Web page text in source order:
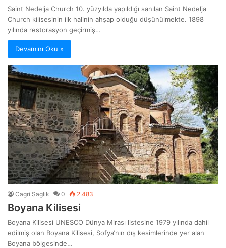
Saint Nedelja Church 10. yüzyılda yapıldığı sanılan Saint Nedelja
Church kilisesinin ilk halinin ahşap olduğu düşünülmekte. 1898
yılında restorasyon geçirmiş…
Devamını Oku »
Cagri Saglik 0 2.483
Boyana Kilisesi
Boyana Kilisesi UNESCO Dünya Mirası listesine 1979 yılında dahil
edilmiş olan Boyana Kilisesi, Sofya‘nın dış kesimlerinde yer alan
Boyana bölgesinde…